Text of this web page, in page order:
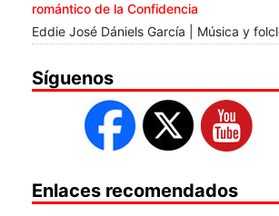
romántico de la Confidencia
Eddie José Dániels García | Música y
Síguenos
Enlaces recomendados